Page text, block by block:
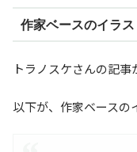
作家ベースのイラ
トラノスケさんの記事
以下が、作家ベースの